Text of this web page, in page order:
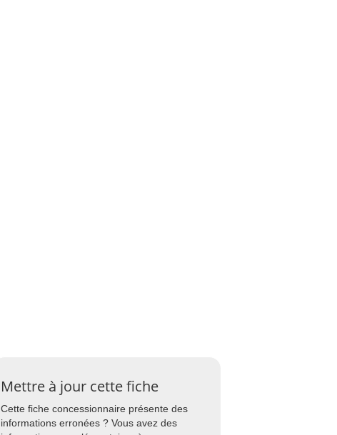
Mettre à jour cette fiche
Cette fiche concessionnaire présente des
informations erronées ? Vous avez des